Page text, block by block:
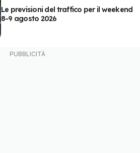
Le previsioni del traffico per il weekend
8-9 agosto 2026